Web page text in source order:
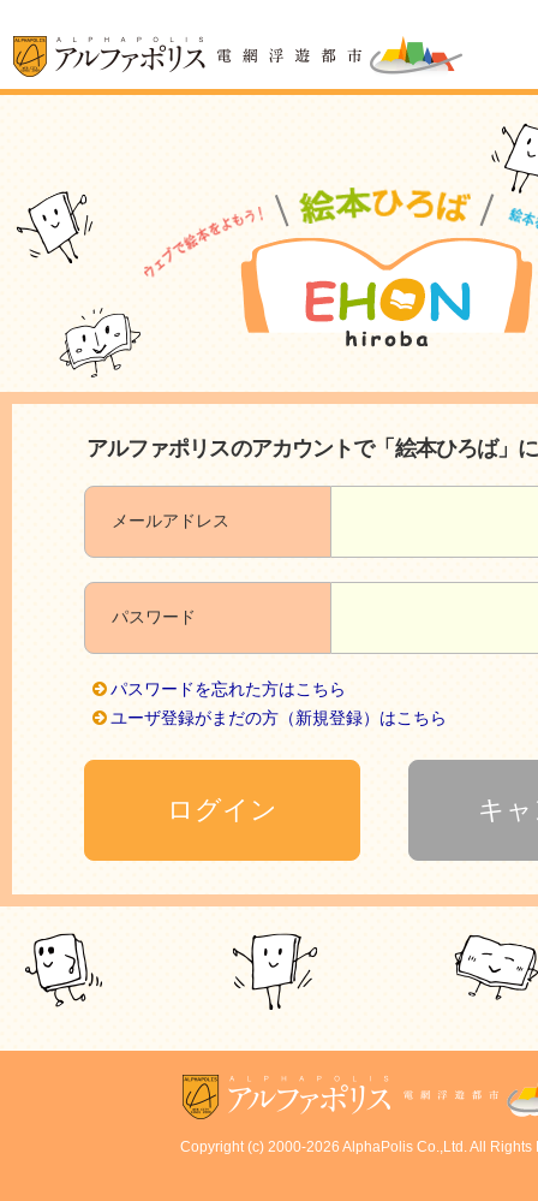
アルファポリスのアカウントで「絵本ひろば」
メールアドレス
パスワード
パスワードを忘れた方はこちら
ユーザ登録がまだの方（新規登録）はこちら
Copyright (c) 2000-2026 AlphaPolis Co.,Ltd. All Rights